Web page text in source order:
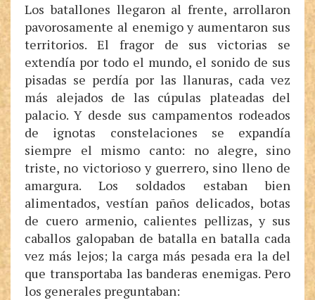
Los batallones llegaron al frente, arrollaron
pavorosamente al enemigo y aumentaron sus
territorios. El fragor de sus victorias se
extendía por todo el mundo, el sonido de sus
pisadas se perdía por las llanuras, cada vez
más alejados de las cúpulas plateadas del
palacio. Y desde sus campamentos rodeados
de ignotas constelaciones se expandía
siempre el mismo canto: no alegre, sino
triste, no victorioso y guerrero, sino lleno de
amargura. Los soldados estaban bien
alimentados, vestían paños delicados, botas
de cuero armenio, calientes pellizas, y sus
caballos galopaban de batalla en batalla cada
vez más lejos; la carga más pesada era la del
que transportaba las banderas enemigas. Pero
los generales preguntaban: